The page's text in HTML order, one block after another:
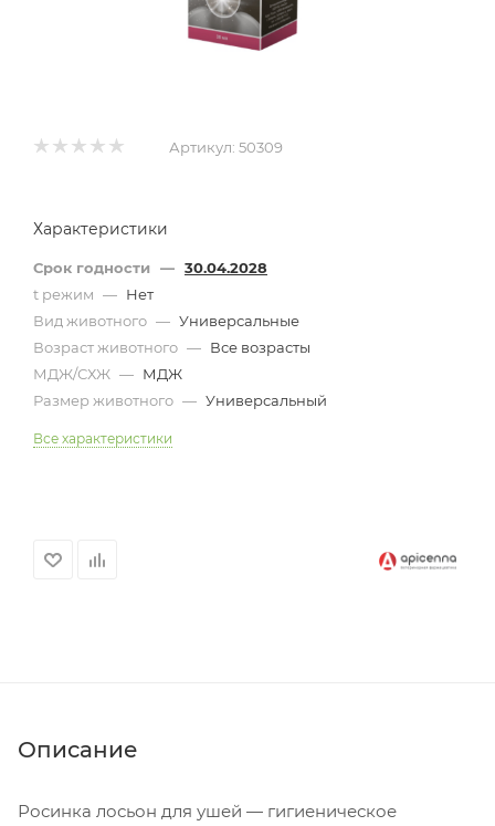
Артикул: 50309
Характеристики
Срок годности — 30.04.2028
t режим — Нет
Вид животного — Универсальные
Возраст животного — Все возрасты
МДЖ/СХЖ — МДЖ
Размер животного — Универсальный
Все характеристики
Описание
Росинка лосьон для ушей — гигиеническое